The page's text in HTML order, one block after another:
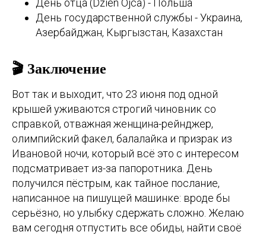
День отца (Dzien Ojca) - Польша
День государственной службы - Украина,
Азербайджан, Кыргызстан, Казахстан
🎬 Заключение
Вот так и выходит, что 23 июня под одной
крышей уживаются строгий чиновник со
справкой, отважная женщина-рейнджер,
олимпийский факел, балалайка и призрак из
Ивановой ночи, который всё это с интересом
подсматривает из-за папоротника. День
получился пёстрым, как тайное послание,
написанное на пишущей машинке: вроде бы
серьёзно, но улыбку сдержать сложно. Желаю
вам сегодня отпустить все обиды, найти своё